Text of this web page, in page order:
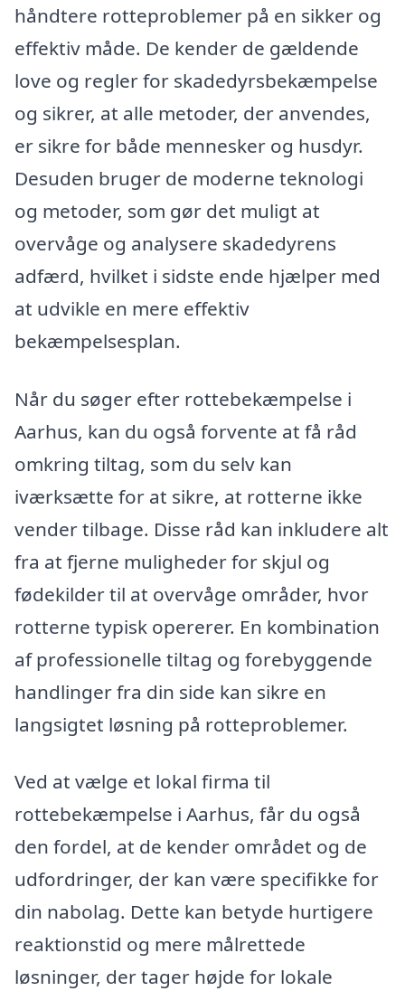
håndtere rotteproblemer på en sikker og
effektiv måde. De kender de gældende
love og regler for skadedyrsbekæmpelse
og sikrer, at alle metoder, der anvendes,
er sikre for både mennesker og husdyr.
Desuden bruger de moderne teknologi
og metoder, som gør det muligt at
overvåge og analysere skadedyrens
adfærd, hvilket i sidste ende hjælper med
at udvikle en mere effektiv
bekæmpelsesplan.
Når du søger efter rottebekæmpelse i
Aarhus, kan du også forvente at få råd
omkring tiltag, som du selv kan
iværksætte for at sikre, at rotterne ikke
vender tilbage. Disse råd kan inkludere alt
fra at fjerne muligheder for skjul og
fødekilder til at overvåge områder, hvor
rotterne typisk opererer. En kombination
af professionelle tiltag og forebyggende
handlinger fra din side kan sikre en
langsigtet løsning på rotteproblemer.
Ved at vælge et lokal firma til
rottebekæmpelse i Aarhus, får du også
den fordel, at de kender området og de
udfordringer, der kan være specifikke for
din nabolag. Dette kan betyde hurtigere
reaktionstid og mere målrettede
løsninger, der tager højde for lokale